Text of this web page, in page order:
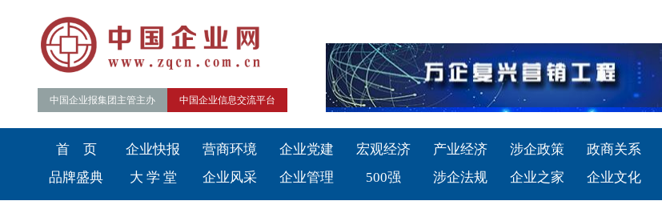
中国企业报集团主管主办 中国企业信息交流平台
首 页 企业快报 营商环境 企业党建 宏观经济 产业经济 涉企政策 政商关系
品牌盛典
大 学 堂 企业风采 企业管理 500强 涉企法规 企业之家 企业文化